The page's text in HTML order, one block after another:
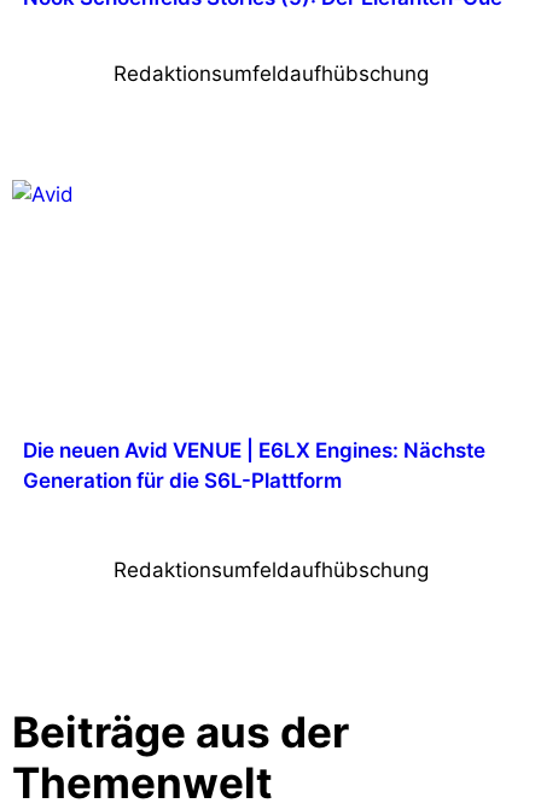
Redaktionsumfeldaufhübschung
Die neuen Avid VENUE | E6LX Engines: Nächste
Generation für die S6L-Plattform
Redaktionsumfeldaufhübschung
Beiträge aus der
Themenwelt